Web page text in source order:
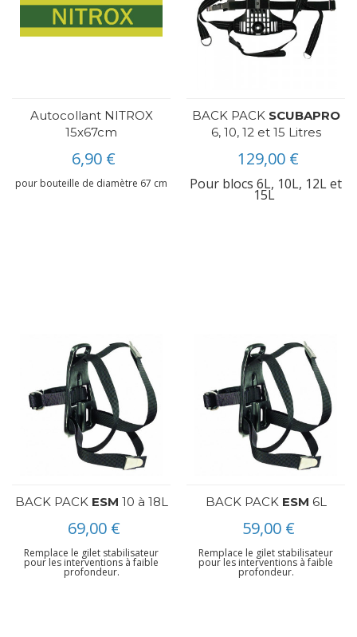
Autocollant NITROX
15x67cm
6,90 €
pour bouteille de diamètre 67 cm
BACK PACK SCUBAPRO
6, 10, 12 et 15 Litres
129,00 €
Pour blocs 6L, 10L, 12L et
15L
BACK PACK ESM 10 à 18L
69,00 €
Remplace le gilet stabilisateur
pour les interventions à faible
profondeur.
BACK PACK ESM 6L
59,00 €
Remplace le gilet stabilisateur
pour les interventions à faible
profondeur.